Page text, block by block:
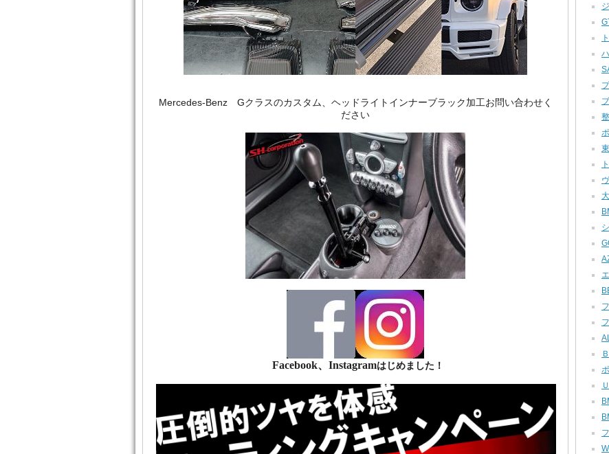
Mercedes‐Benz Gクラスのカスタム、ヘッドライトインナーブラック加工お問い合わせく
ださい
Facebook、Instagramはじめました！